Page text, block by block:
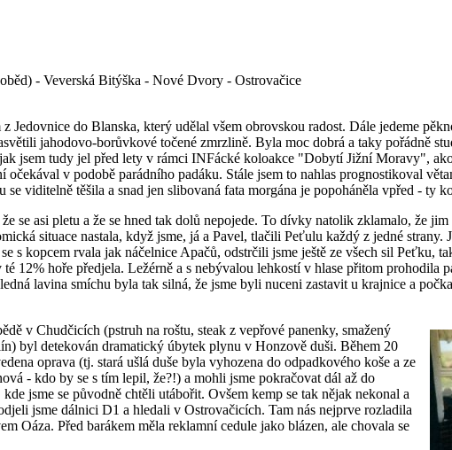
- Veverská Bitýška - Nové Dvory - Ostrovačice
Jedovnice do Blanska, který udělal všem obrovskou radost. Dále jedeme
jahodovo-borůvkové točené zmrzlině. Byla moc dobrá a taky pořádně
jsem tudy jel před lety v rámci INFácké koloakce "Dobytí Jižní Moravy",
v podobě parádního padáku. Stále jsem to nahlas prognostikoval
se viditelně těšila a snad jen slibovaná fata morgána je popoháněla vpřed - ty
že se asi pletu a že se hned tak dolů nepojede. To dívky natolik zklamalo, že
situace nastala, když jsme, já a Pavel, tlačili Peťulu každý z jedné strany.
s kopcem rvala jak náčelnice Apačů, odstrčili jsme ještě ze všech sil Peťku,
12% hoře předjela. Ležérně a s nebývalou lehkostí v hlase přitom prohodila
lavina smíchu byla tak silná, že jsme byli nuceni zastavit u krajnice a
v Chudčicích (pstruh na roštu, steak z vepřové panenky, smažený
byl detekován dramatický úbytek plynu v Honzově duši. Během 20
oprava (tj. stará ušlá duše byla vyhozena do odpadkového koše a ze
- kdo by se s tím lepil, že?!) a mohli jsme pokračovat dál až do
jsme se původně chtěli utábořit. Ovšem kemp se tak nějak nekonal a
jsme dálnici D1 a hledali v Ostrovačicích. Tam nás nejprve rozladila
Oáza. Před barákem měla reklamní cedule jako blázen, ale chovala se